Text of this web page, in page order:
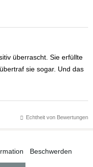
überrascht. Sie erfüllte
sie sogar. Und das
Echtheit von Bewertungen
Beschwerden